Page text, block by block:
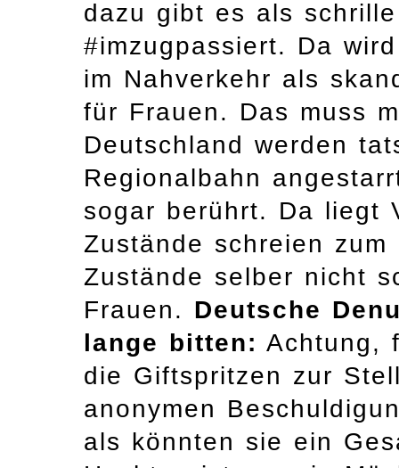
dazu gibt es als
#imzugpassiert. Da
im Nahverkehr als
für Frauen. Das muss
Deutschland werden
Regionalbahn
sogar berührt. Da liegt
Zustände schreien
Zustände selber nicht
Frauen. Deutsche
lange bitten: Achtung,
die Giftspritzen zur
anonymen
als könnten sie ein